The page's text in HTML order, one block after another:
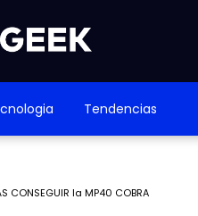
Tendencias
CONSEGUIR la MP40 COBRA